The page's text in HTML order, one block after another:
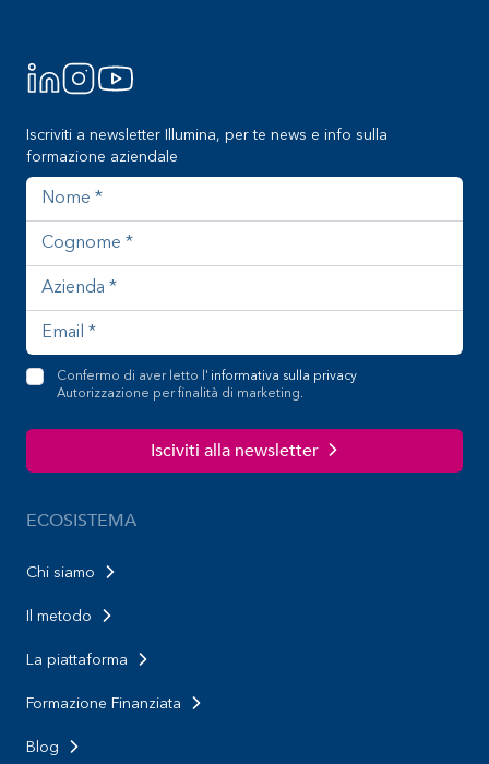
Iscriviti a newsletter Illumina, per te news e info sulla
formazione aziendale
Nome
Cognome
Azienda
Indirizzo email
Confermo di aver letto l' informativa sulla privacy
Autorizzazione per finalità di marketing.
Isciviti alla newsletter
ECOSISTEMA
Chi siamo
Il metodo
La piattaforma
Formazione Finanziata
Blog